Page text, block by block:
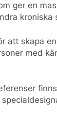
ger en
kroniska
att skapa
med